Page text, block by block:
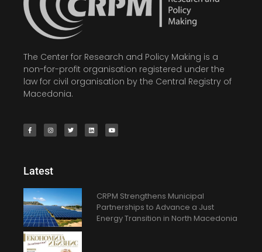
The Center for Research and Policy Making is a
non-for-profit organisation registered under the
law for civil organisation by the Central Registry of
Macedonia.
Latest
CRPM Strengthens Municipal
Partnerships to Advance a Just
Energy Transition in North Macedonia